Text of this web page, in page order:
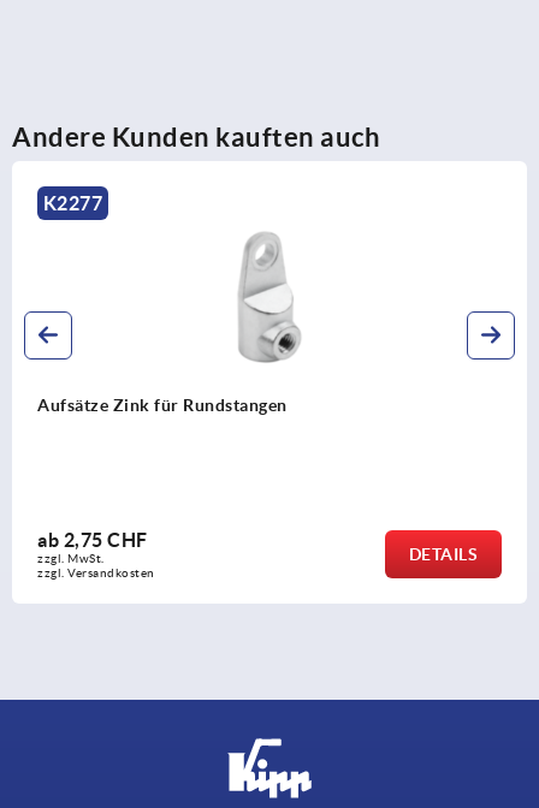
Andere Kunden kauften auch
Flachstangen Stahl für Schwenkhebel
ab 8,21 CHF
zzgl. Versandkosten